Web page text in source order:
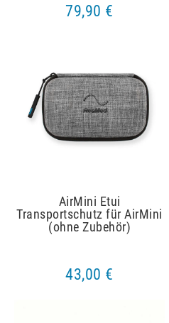
79,90 €
AirMini Etui
Transportschutz für AirMini
(ohne Zubehör)
43,00 €